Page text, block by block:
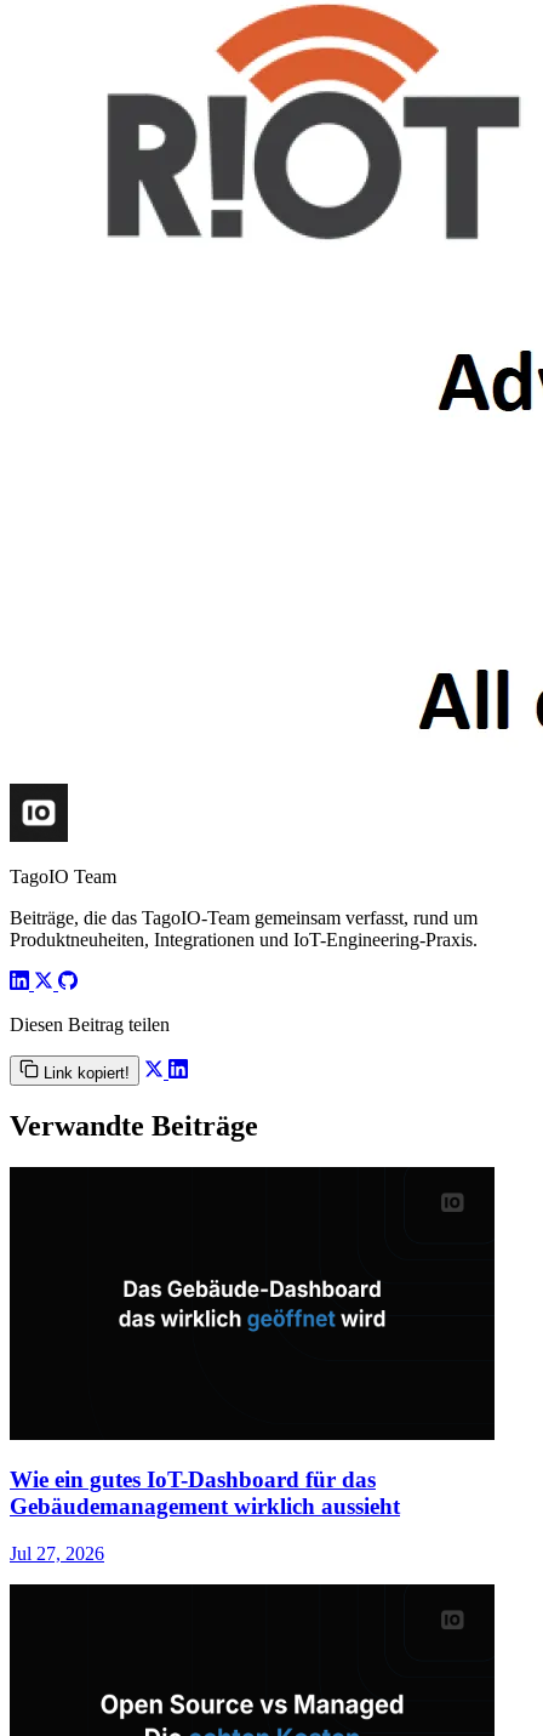
TagoIO Team
Beiträge, die das TagoIO-Team gemeinsam verfasst, rund um
Produktneuheiten, Integrationen und IoT-Engineering-Praxis.
Diesen Beitrag teilen
Link kopiert!
Verwandte Beiträge
Wie ein gutes IoT-Dashboard für das
Gebäudemanagement wirklich aussieht
Jul 27, 2026